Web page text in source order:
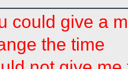
could give a
the time